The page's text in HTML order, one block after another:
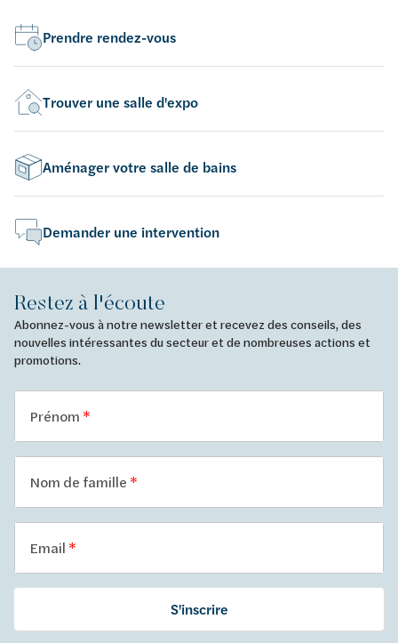
Prendre rendez-vous
Trouver une salle d'expo
Aménager votre salle de bains
Demander une intervention
Restez à l'écoute
Abonnez-vous à notre newsletter et recevez des conseils, des
nouvelles intéressantes du secteur et de nombreuses actions et
promotions.
Prénom
Nom de famille
Email
S'inscrire